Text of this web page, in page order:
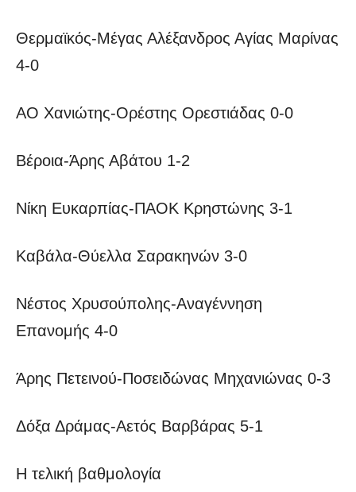
Θερμαϊκός-Μέγας Αλέξανδρος Αγίας Μαρίνας
4-0
ΑΟ Χανιώτης-Ορέστης Ορεστιάδας 0-0
Βέροια-Άρης Αβάτου 1-2
Νίκη Ευκαρπίας-ΠΑΟΚ Κρηστώνης 3-1
Καβάλα-Θύελλα Σαρακηνών 3-0
Νέστος Χρυσούπολης-Αναγέννηση
Επανομής 4-0
Άρης Πετεινού-Ποσειδώνας Μηχανιώνας 0-3
Δόξα Δράμας-Αετός Βαρβάρας 5-1
Η τελική βαθμολογία